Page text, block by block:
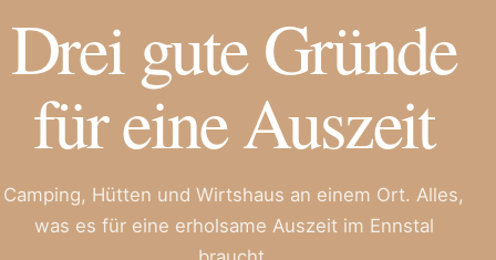
Drei gute Gründe
für eine Auszeit
Camping, Hütten und Wirtshaus an einem Ort. Alles,
was es für eine erholsame Auszeit im Ennstal